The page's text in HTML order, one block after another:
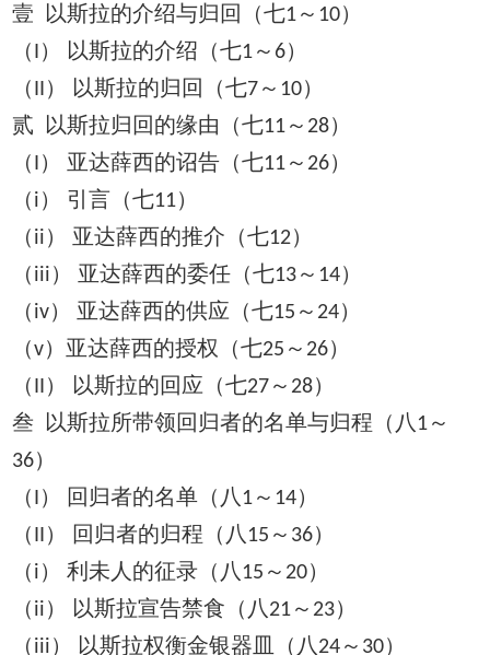
壹 以斯拉的介绍与归回（七1 ～ 10）
（ I ） 以斯拉的介绍（七1 ～ 6）
（ II ） 以斯拉的归回（七7 ～ 10）
贰 以斯拉归回的缘由（七11 ～ 28）
（ I ） 亚达薛西的诏告（七11 ～ 26）
（ i ） 引言（七11）
（ ii ） 亚达薛西的推介（七12）
（ iii ） 亚达薛西的委任（七13 ～ 14）
（ iv） 亚达薛西的供应（七15 ～ 24）
（v）亚达薛西的授权（七25 ～ 26）
（ II ） 以斯拉的回应（七27 ～ 28）
叁 以斯拉所带领回归者的名单与归程（八 1 ～
36）
（ I ） 回归者的名单（八 1 ～ 14）
（ II ） 回归者的归程（八 15 ～ 36）
（ i ） 利未人的征录（八 15 ～ 20）
（ ii ） 以斯拉宣告禁食（八 21 ～ 23）
（ iii ） 以斯拉权衡金银器皿（八 24 ～ 30）